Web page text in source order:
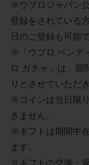
※ ウブロジャパン
登録をされている
日のご登録も可能で
※
「ウブロ ベン
ロ ガチャ」 は、期
りとさせていただ
※ コインは当日限
きません。
※ ギフト は期間中
ます。